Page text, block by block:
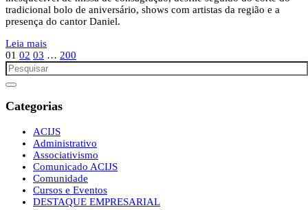
tradicional bolo de aniversário, shows com artistas da região e a
presença do cantor Daniel.
Leia mais
01 02 03 … 200
Categorias
ACIJS
Administrativo
Associativismo
Comunicado ACIJS
Comunidade
Cursos e Eventos
DESTAQUE EMPRESARIAL